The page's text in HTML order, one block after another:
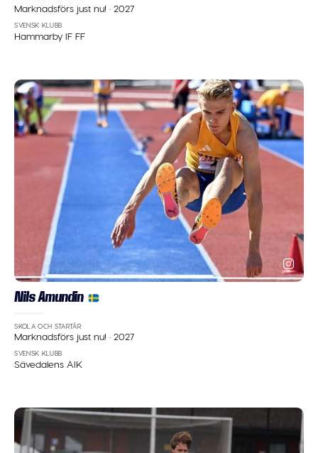
Marknadsförs just nu!·2027
SVENSK KLUBB
Hammarby IF FF
Nils Amundin
SKOLA OCH STARTÅR
Marknadsförs just nu!·2027
SVENSK KLUBB
Sävedalens AIK